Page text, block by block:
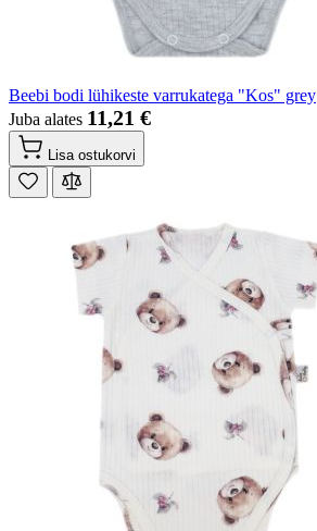
Beebi bodi lühikeste varrukatega "Kos" grey
Juba alates 11,21 €
Lisa ostukorvi